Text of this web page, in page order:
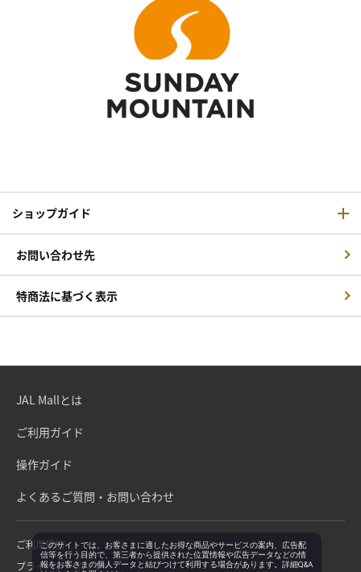
ショップガイド
お問い合わせ先
特商法に基づく表示
JAL Mallとは
ご利用ガイド
操作ガイド
よくあるご質問・お問い合わせ
ご利用規約
プライバシーポリシー
このサイトでは、お客さまに適したお得な商品やサービスの案内、広告配
信等を行う目的で、第三者から提供された位置情報や広告データなどの情
報をお客さまの個人データと結びつけて利用する場合があります。詳細Q&A